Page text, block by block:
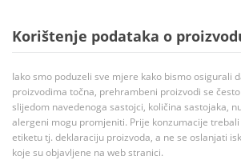
Korištenje podataka o
Iako smo poduzeli sve mjere kako bismo osigurali
proizvodima točna, prehrambeni proizvodi se
slijedom navedenoga sastojci, količina sastojaka,
alergeni mogu promjeniti. Prije konzumacije
etiketu tj. deklaraciju proizvoda, a ne se oslanjati
koje su objavljene na web stranici.